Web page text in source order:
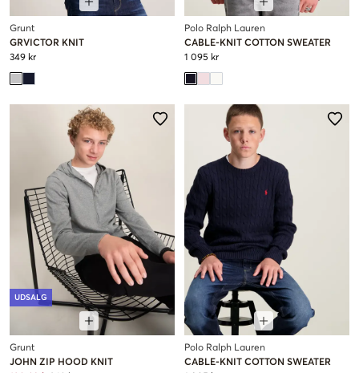
Grunt
GRVICTOR KNIT
349 kr
Polo Ralph Lauren
CABLE-KNIT COTTON SWEATER
1 095 kr
UDSALG
Grunt
JOHN ZIP HOOD KNIT
Polo Ralph Lauren
CABLE-KNIT COTTON SWEATER